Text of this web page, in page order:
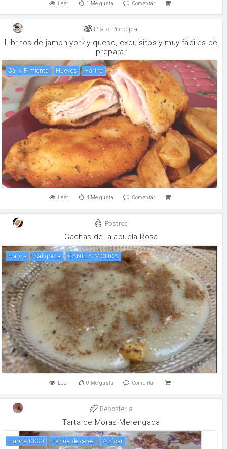
Leer 1 Me gusta Comentar
Plato Principal
Libritos de jamon york y queso, exquisitos y muy fáciles de
preparar
Sal y Pimienta huevos harina
Leer 4 Me gusta Comentar
Postres
Gachas de la abuela Rosa
harina sal gorda CANELA MOLIDA
Leer 0 Me gusta Comentar
Reposteria
Tarta de Moras Merengada
Harina 0000 Harina de cereal Azúcar